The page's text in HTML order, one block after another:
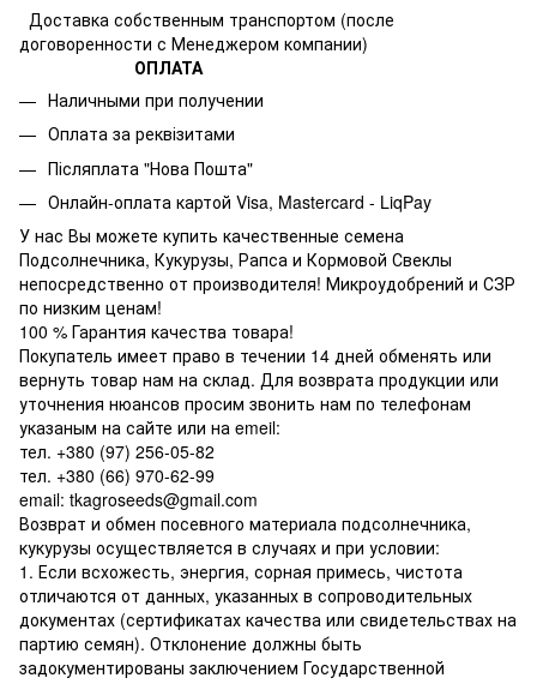
Доставка собственным транспортом (после
договоренности с Менеджером компании)
ОПЛАТА
Наличными при получении
Оплата за реквізитами
Післяплата "Нова Пошта"
Онлайн-оплата картой Visa, Mastercard - LiqPay
У нас Вы можете купить качественные семена
Подсолнечника, Кукурузы, Рапса и Кормовой Свеклы
непосредственно от производителя! Микроудобрений и СЗР
по низким ценам!
100 % Гарантия качества товара!
Покупатель имеет право в течении 14 дней обменять или
вернуть товар нам на склад. Для возврата продукции или
уточнения нюансов просим звонить нам по телефонам
указаным на сайте или на emeil:
тел. +380 (97) 256-05-82
тел. +380 (66) 970-62-99
email: tkagroseeds@gmail.com
Возврат и обмен посевного материала подсолнечника,
кукурузы осуществляется в случаях и при условии:
1. Если всхожесть, энергия, сорная примесь, чистота
отличаются от данных, указанных в сопроводительных
документах (сертификатах качества или свидетельствах на
партию семян). Отклонение должны быть
задокументированы заключением Государственной